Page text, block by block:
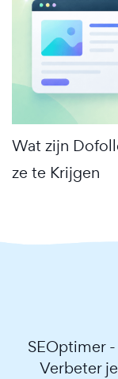
Wat zijn
ze te Krijgen
SEOptimer
Verbeter